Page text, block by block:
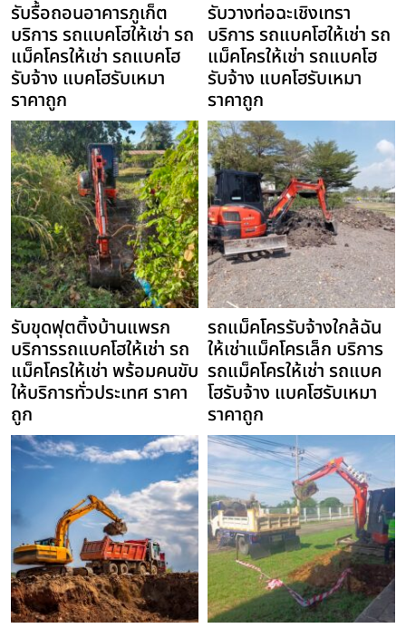
รับรื้อถอนอาคารภูเก็ต
บริการ รถแบคโฮให้เช่า รถ
แม็คโครให้เช่า รถแบคโฮ
รับจ้าง แบคโฮรับเหมา
ราคาถูก
รับวางท่อฉะเชิงเทรา
บริการ รถแบคโฮให้เช่า รถ
แม็คโครให้เช่า รถแบคโฮ
รับจ้าง แบคโฮรับเหมา
ราคาถูก
รับขุดฟุตติ้งบ้านแพรก
บริการรถแบคโฮให้เช่า รถ
แม็คโครให้เช่า พร้อมคนขับ
ให้บริการทั่วประเทศ ราคา
ถูก
รถแม็คโครรับจ้างใกล้ฉัน
ให้เช่าแม็คโครเล็ก บริการ
รถแม็คโครให้เช่า รถแบค
โฮรับจ้าง แบคโฮรับเหมา
ราคาถูก